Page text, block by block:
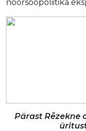
noorsoopoliitika
Pärast Rēzekne